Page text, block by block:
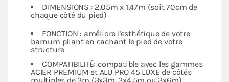
DIMENSIONS : 2,05m x 1,47m (soit 70cm de
chaque côté du pied)
FONCTION : améliore l'esthétique de votre
barnum pliant en cachant le pied de votre
structure
COMPATIBILITÉ: compatible avec les gammes
ACIER PREMIUM et ALU PRO 45 LUXE de côtés